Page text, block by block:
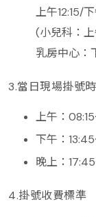
上午12:15/
(小兒科：
乳房中心：
3.當日現場掛號
上午：08:15
下午：
晚上：
4.掛號收費標準